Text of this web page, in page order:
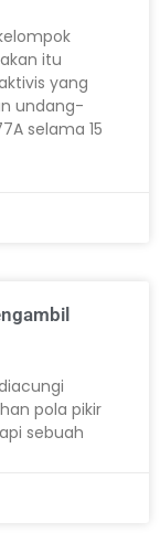
itu
yang
undang-
selama 15
pola pikir
sebuah